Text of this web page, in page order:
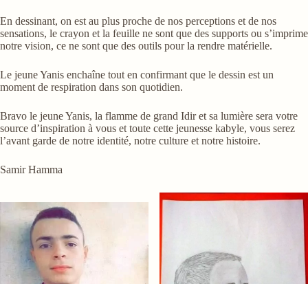
En dessinant, on est au plus proche de nos perceptions et de nos
sensations, le crayon et la feuille ne sont que des supports ou s’imprime
notre vision, ce ne sont que des outils pour la rendre matérielle.
Le jeune Yanis enchaîne tout en confirmant que le dessin est un
moment de respiration dans son quotidien.
Bravo le jeune Yanis, la flamme de grand Idir et sa lumière sera votre
source d’inspiration à vous et toute cette jeunesse kabyle, vous serez
l’avant garde de notre identité, notre culture et notre histoire.
Samir Hamma